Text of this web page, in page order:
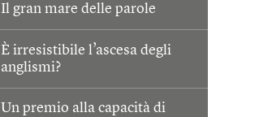
Il gran mare delle parole
È irresistibile l’ascesa degli
anglismi?
Un premio alla capacità di